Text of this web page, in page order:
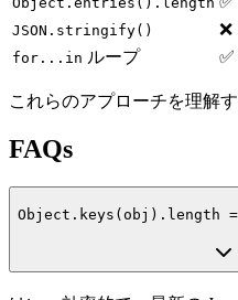
JSON.stringify() ❌
for...in ループ ✅
これらのアプローチを理解
FAQs
Object.keys(obj).length